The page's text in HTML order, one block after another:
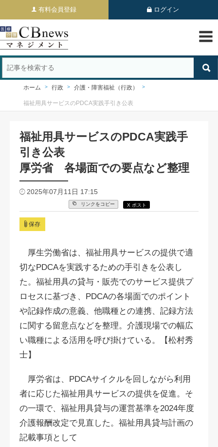
有料会員登録 ログイン
ホーム 行政 介護・障害福祉（行政）
福祉用具サービスのPDCA実践手引き公表
福祉用具サービスのPDCA実践手
引き公表
厚労省 各場面での要点など整理
2025年07月11日 17:15
リンクをコピー X ポスト
保存
厚生労働省は、福祉用具サービスの提供で適
切なPDCAを実践するための手引きを公表し
た。福祉用具の貸与・販売でのサービス提供プ
ロセスに基づき、PDCAの各場面でのポイント
や記録作成の意義、他職種との連携、記録方法
に関する留意点などを整理。介護現場での幅広
い職種による活用を呼び掛けている。【松村秀
士】
厚労省は、PDCAサイクルを回しながら利用
者に応じた福祉用具サービスの提供を促進。そ
の一環で、福祉用具貸与の運営基準を2024年度
介護報酬改定で見直した。福祉用具貸与計画の
記載事項として